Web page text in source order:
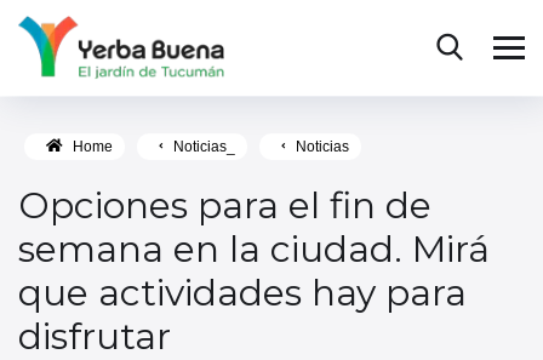
Home Noticias_ Noticias
Opciones para el fin de
semana en la ciudad. Mirá
que actividades hay para
disfrutar